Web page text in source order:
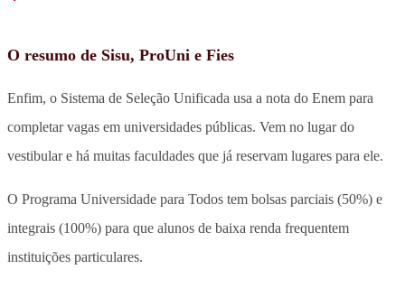
O resumo de Sisu, ProUni e Fies
Enfim, o Sistema de Seleção Unificada usa a nota do Enem para
completar vagas em universidades públicas. Vem no lugar do
vestibular e há muitas faculdades que já reservam lugares para ele.
O Programa Universidade para Todos tem bolsas parciais (50%) e
integrais (100%) para que alunos de baixa renda frequentem
instituições particulares.